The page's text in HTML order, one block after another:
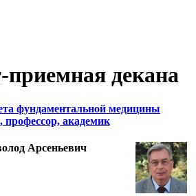
приемная декана
фундаментальной медицины
профессор, академик
Арсеньевич